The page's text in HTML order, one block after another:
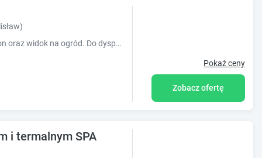
Obiekt Szychów z widokiem oferuje balkon oraz widok na ogród. Do dyspozycji Gości jest również ekspres do kawy.
Pokaż ceny
Zobacz ofertę
i termalnym SPA